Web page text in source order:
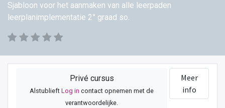
Sjabloon voor het aanmaken van alle leerpaden
leerplanimplementatie 2° graad so.
Privé cursus
AlstublieftLog in contact opnemen met de
verantwoordelijke.
Meer
info